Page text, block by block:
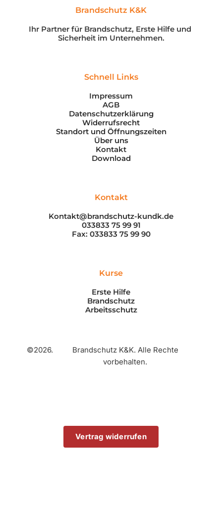
Brandschutz K&K
Ihr Partner für Brandschutz, Erste Hilfe und
Sicherheit im Unternehmen.
Schnell Links
Impressum
AGB
Datenschutzerklärung
Widerrufsrecht
Standort und Öffnungszeiten
Über uns
Kontakt
Download
Kontakt
Kontakt@brandschutz-kundk.de
033833 75 99 91
Fax: 033833 75 99 90
Kurse
Erste Hilfe
Brandschutz
Arbeitsschutz
©2026.
Brandschutz K&K. Alle Rechte
vorbehalten.
Vertrag widerrufen